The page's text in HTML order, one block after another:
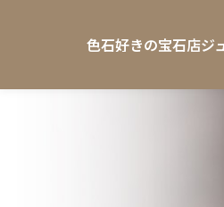
色石好きの宝石店ジ